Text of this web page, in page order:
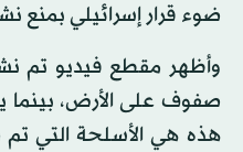
ضوء قرار إسرائيلي بمنع
صفوف على الأرض، بينما
هذه هي الأسلحة التي